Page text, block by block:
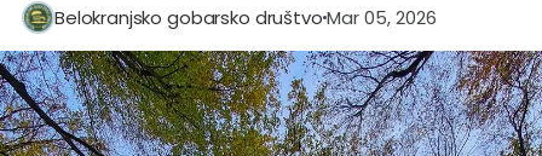
Belokranjsko gobarsko društvoMar 05, 2026